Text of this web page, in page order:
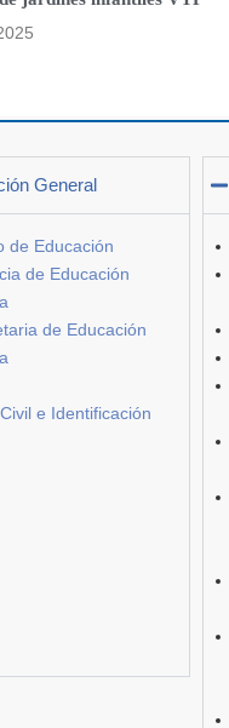
General
de Educación
de Educación
de Educación
e Identificación